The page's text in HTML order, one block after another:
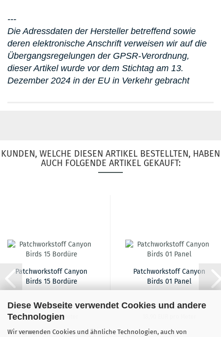
Diese Webseite verwendet Cookies und andere
Technologien
Wir verwenden Cookies und ähnliche Technologien, auch von
---
Die Adressdaten der Hersteller betreffend sowie
deren elektronische Anschrift verweisen wir auf die
Übergangsregelungen der GPSR-Verordnung,
dieser Artikel wurde vor dem Stichtag am 13.
Dezember 2024 in der EU in Verkehr gebracht
KUNDEN, WELCHE DIESEN ARTIKEL BESTELLTEN, HABEN
AUCH FOLGENDE ARTIKEL GEKAUFT:
Patchworkstoff Canyon
Birds 15 Bordüre
18,90 EUR
18,90 EUR pro Meter
Patchworkstoff Canyon
Birds 01 Panel
18,90 EUR